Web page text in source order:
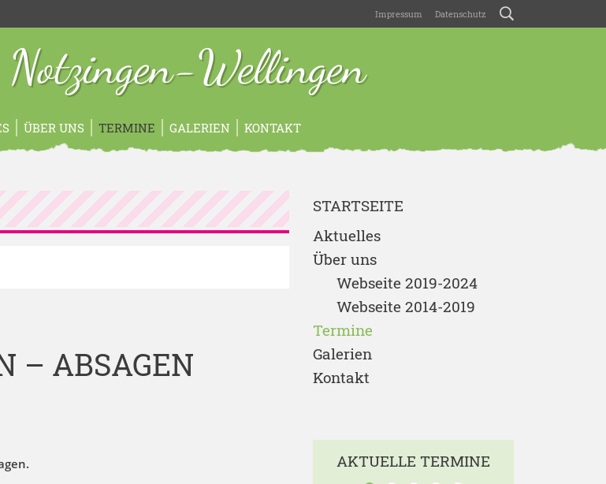
Impressum Datenschutz
Wellingen
ÜBER UNS TERMINE GALERIEN KONTAKT
– ABSAGEN
STARTSEITE
Aktuelles
Über uns
Webseite 2019-2024
Webseite 2014-2019
Termine
Galerien
Kontakt
AKTUELLE TERMINE